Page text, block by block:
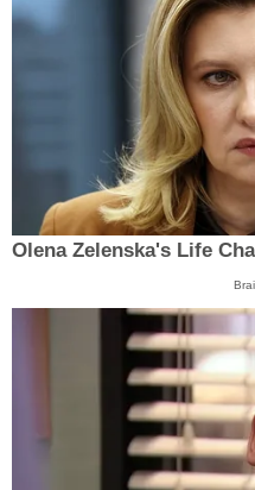
Olena Zelenska's Life